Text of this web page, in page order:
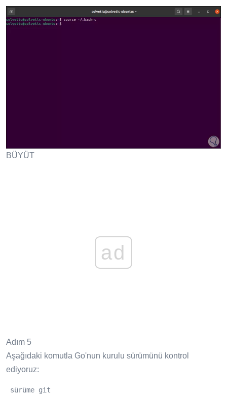
BÜYÜT
ad
Adım 5
Aşağıdaki komutla Go'nun kurulu sürümünü kontrol
ediyoruz:
sürüme git